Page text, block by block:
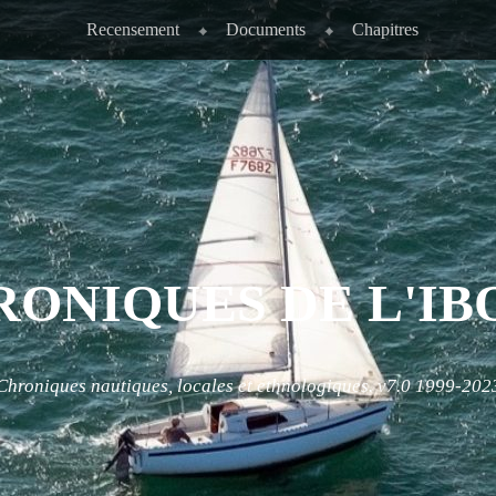
Recensement Documents Chapitres
DE
nautiques, locales et ethnologiques. v7.0 1999-